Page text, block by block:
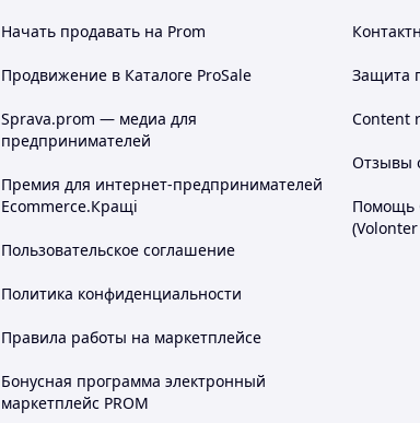
Начать продавать на Prom
Продвижение в Каталоге ProSale
Sprava.prom — медиа для
предпринимателей
Премия для интернет-предпринимателей
Ecommerce.Кращі
Пользовательское соглашение
Политика конфиденциальности
Правила работы на маркетплейсе
Бонусная программа электронный
маркетплейс PROM
Защита
Content
Отзывы
Помощь